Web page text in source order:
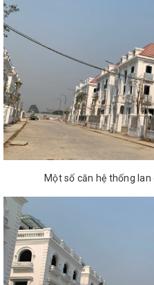
Một số căn hệ thống